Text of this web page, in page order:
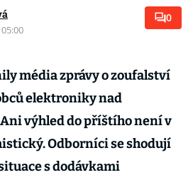
05:00
0
média zprávy o zoufalství
elektroniky nad
výhled do příštího není v
Odborníci se shodují
s dodávkami